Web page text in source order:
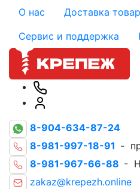
О нас Доставка
Сервис и поддержка
8-904-634-87-24
8-981-997-18-91 -
8-981-967-66-88 -
zakaz@krepezh.online